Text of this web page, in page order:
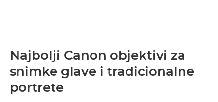
Najbolji Canon objektivi za
snimke glave i tradicionalne
portrete